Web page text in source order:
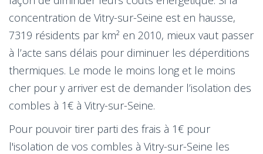
concentration de Vitry-sur-Seine est en hausse,
7319 résidents par km² en 2010, mieux vaut passer
à l’acte sans délais pour diminuer les déperditions
thermiques. Le mode le moins long et le moins
cher pour y arriver est de demander l’isolation des
combles à 1€ à Vitry-sur-Seine.
Pour pouvoir tirer parti des frais à 1€ pour
l'isolation de vos combles à Vitry-sur-Seine les